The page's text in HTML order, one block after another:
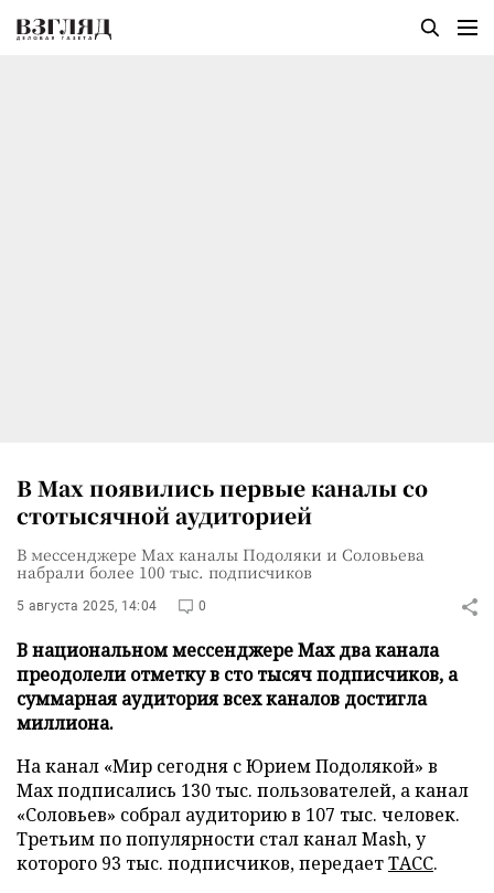
В Мах появились первые каналы со
стотысячной аудиторией
В мессенджере Мах каналы Подоляки и Соловьева
набрали более 100 тыс. подписчиков
5 августа 2025, 14:04 0
В национальном мессенджере Мах два канала
преодолели отметку в сто тысяч подписчиков, а
суммарная аудитория всех каналов достигла
миллиона.
На канал «Мир сегодня с Юрием Подолякой» в
Мах подписались 130 тыс. пользователей, а канал
«Соловьев» собрал аудиторию в 107 тыс. человек.
Третьим по популярности стал канал Mash, у
которого 93 тыс. подписчиков, передаетТАСС.